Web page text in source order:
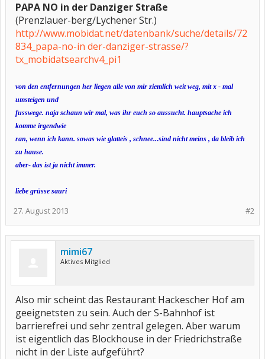
PAPA NO in der Danziger Straße
(Prenzlauer-berg/Lychener Str.)
http://www.mobidat.net/datenbank/suche/details/72
834_papa-no-in der-danziger-strasse/?
tx_mobidatsearchv4_pi1
von den entfernungen her liegen alle von mir ziemlich weit weg, mit x - mal
umsteigen und
fusswege. naja schaun wir mal, was ihr euch so aussucht. hauptsache ich
komme irgendwie
ran, wenn ich kann. sowas wie glatteis , schnee...sind nicht meins , da bleib ich
zu hause.
aber- das ist ja nicht immer.
liebe grüsse sauri
#2
27. August 2013
mimi67
Aktives Mitglied
Also mir scheint das Restaurant Hackescher Hof am
geeignetsten zu sein. Auch der S-Bahnhof ist
barrierefrei und sehr zentral gelegen. Aber warum
ist eigentlich das Blockhouse in der Friedrichstraße
nicht in der Liste aufgeführt?